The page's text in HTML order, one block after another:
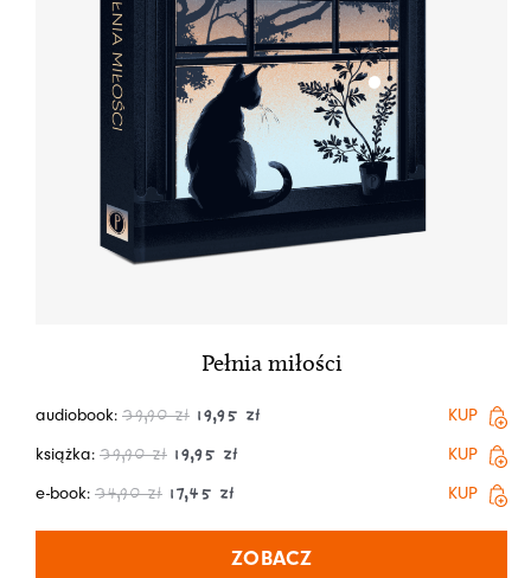
Pełnia miłości
audiobook: 39,90zł 19,95 zł
KUP
książka: 39,90zł 19,95 zł
KUP
e-book: 34,90zł 17,45 zł KUP
ZOBACZ